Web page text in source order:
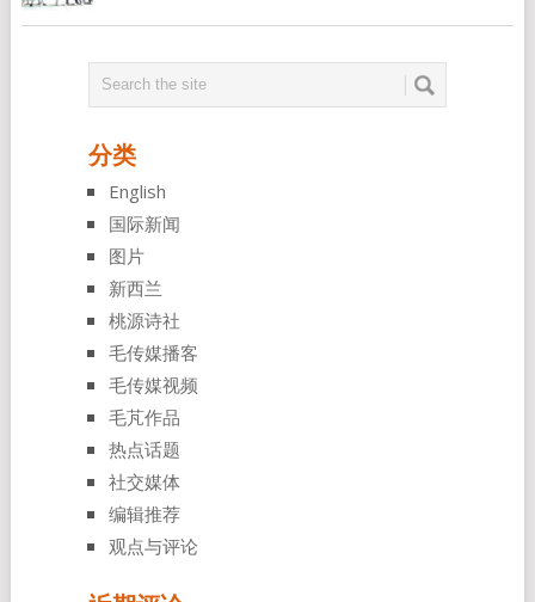
分类
English
国际新闻
图片
新西兰
桃源诗社
毛传媒播客
毛传媒视频
毛芃作品
热点话题
社交媒体
编辑推荐
观点与评论